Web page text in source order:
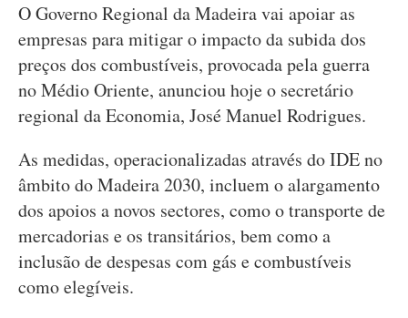
O Governo Regional da Madeira vai apoiar as
empresas para mitigar o impacto da subida dos
preços dos combustíveis, provocada pela guerra
no Médio Oriente, anunciou hoje o secretário
regional da Economia, José Manuel Rodrigues.
As medidas, operacionalizadas através do IDE no
âmbito do Madeira 2030, incluem o alargamento
dos apoios a novos sectores, como o transporte de
mercadorias e os transitários, bem como a
inclusão de despesas com gás e combustíveis
como elegíveis.